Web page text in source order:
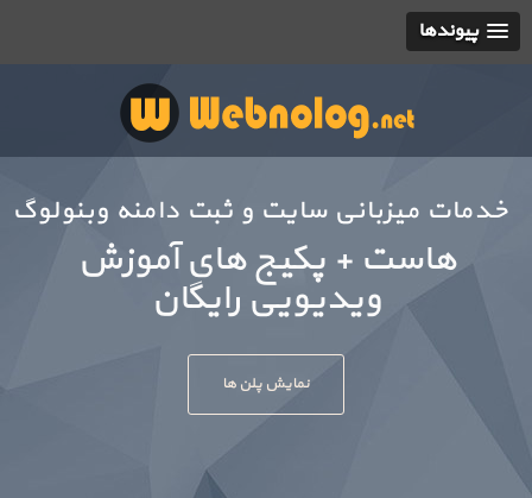
پیوندها
خدمات میزبانی سایت و ثبت دامنه وبنولوگ
هاست +
نمایش پلن ها